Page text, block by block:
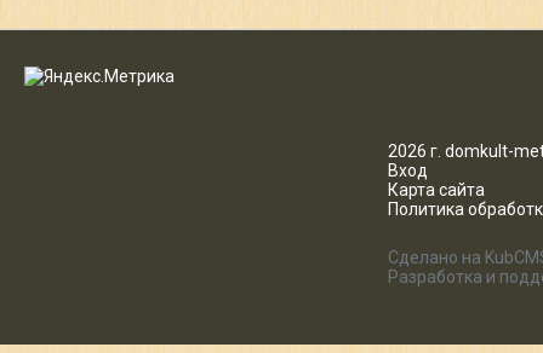
2026 г. domkult-
Вход
Карта сайта
Политика
Сделано на
Разработка и